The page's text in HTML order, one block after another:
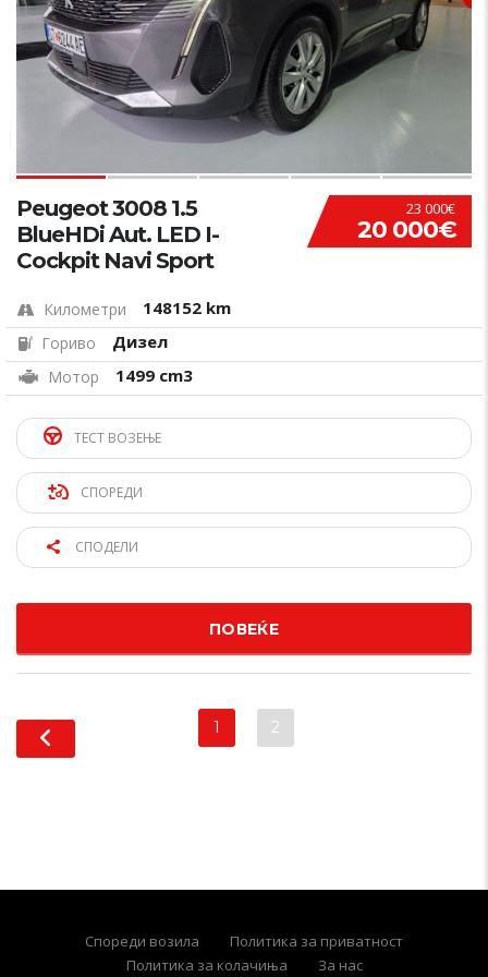
23 000€
20 000€
Peugeot 3008 1.5
BlueHDi Aut. LED I-
Cockpit Navi Sport
Километри 148152 km
Гориво Дизел
Мотор 1499 cm3
ТЕСТ ВОЗЕЊЕ
СПОРЕДИ
СПОДЕЛИ
ПОВЕЌЕ
1 2
Спореди возила
Политика за приватност
Политика за колачиња
За нас